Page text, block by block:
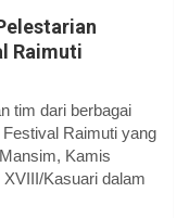
Raimuti
tim dari berbagai
Raimuti yang
Kamis
Kasuari dalam